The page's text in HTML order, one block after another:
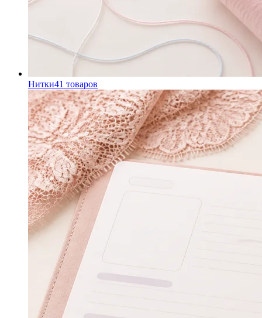
Нитки41 товаров